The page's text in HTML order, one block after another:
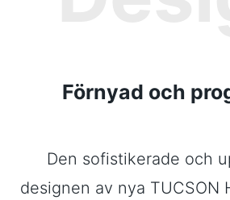
Förnyad och
Den sofistikerade och
designen av nya TUCSON